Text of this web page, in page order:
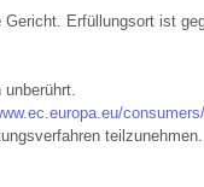
Erfüllungsort ist
teilzunehmen.